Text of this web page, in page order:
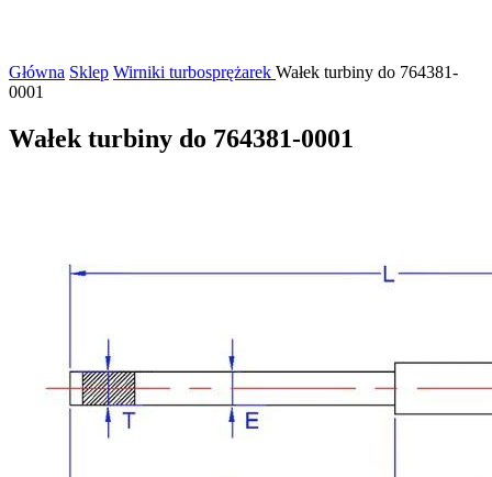
Główna Sklep Wirniki turbosprężarek Wałek turbiny do 764381-
0001
Wałek turbiny do 764381-0001